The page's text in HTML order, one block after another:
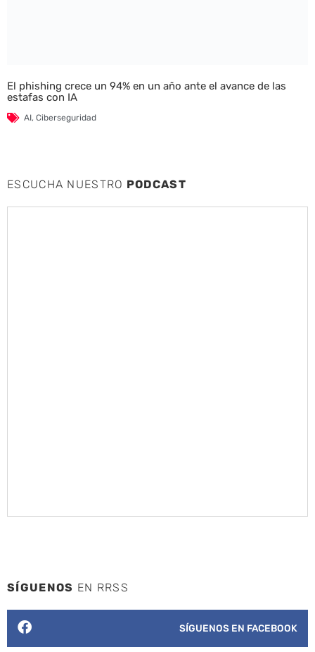
El phishing crece un 94% en un año ante el avance de las
estafas con IA
AI, Ciberseguridad
ESCUCHA NUESTRO PODCAST
SÍGUENOS EN RRSS
SÍGUENOS EN FACEBOOK